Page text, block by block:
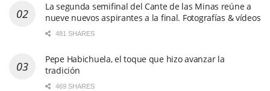
La segunda semifinal del Cante de las Minas reúne a
nueve nuevos aspirantes a la final. Fotografías & vídeos
481 SHARES
Pepe Habichuela, el toque que hizo avanzar la
tradición
469 SHARES